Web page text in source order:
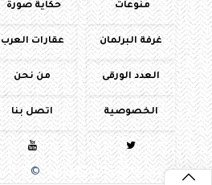
منوعات حكاية صورة
غرفة البرلمان عقارات العرب
العدد الورقى من نحن
الخصوصية اتصل بنا


جميع الحقوق محفوظة©2016 - 2026 - اسكان نيوز